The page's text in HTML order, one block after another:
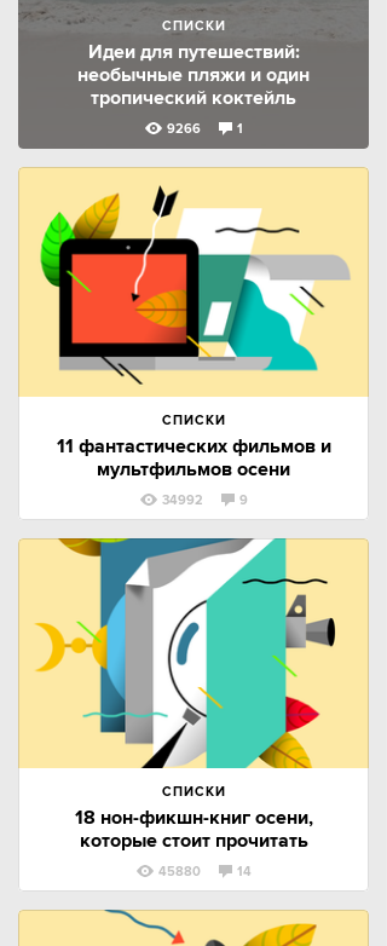
СПИСКИ
Идеи для путешествий:
необычные пляжи и один
тропический коктейль
9266 1
СПИСКИ
11 фантастических фильмов и
мультфильмов осени
34992 9
СПИСКИ
18 нон-фикшн-книг осени,
которые стоит прочитать
45880 14